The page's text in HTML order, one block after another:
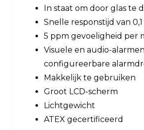
In staat om door glas te
Snelle responstijd van
5 ppm gevoeligheid per
Visuele en audio-
configureerbare
Makkelijk te gebruiken
Groot LCD-scherm
Lichtgewicht
ATEX gecertificeerd